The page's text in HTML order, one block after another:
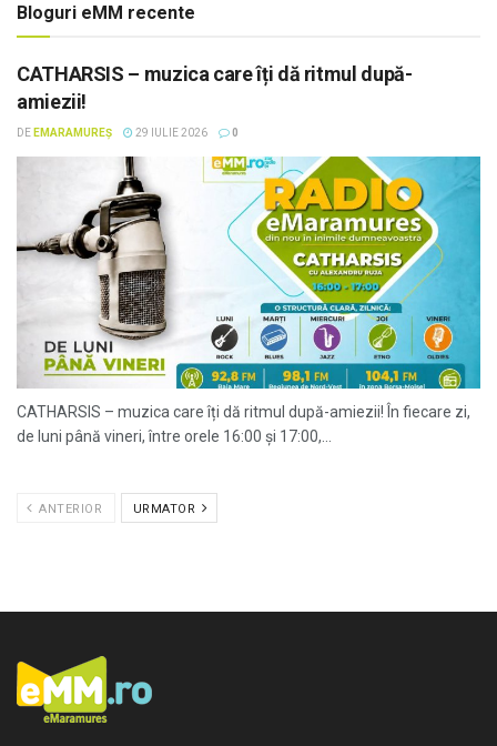
Bloguri eMM recente
CATHARSIS – muzica care îți dă ritmul după-
amiezii!
DE EMARAMUREȘ 29 IULIE 2026 0
CATHARSIS – muzica care îți dă ritmul după-amiezii! În fiecare zi,
de luni până vineri, între orele 16:00 și 17:00,...
ANTERIOR URMATOR